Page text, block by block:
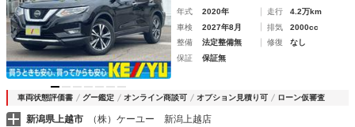
年式 2020年 走行
4.2万km
車検
2027年8月 排気
2000cc
整備
法定整備無 修復
なし
保証
保証無
車両状態評価書 グー鑑定 オンライン商談可 オプション見積り可 ローン仮審査
新潟県上越市 （株）ケーユー 新潟上越店